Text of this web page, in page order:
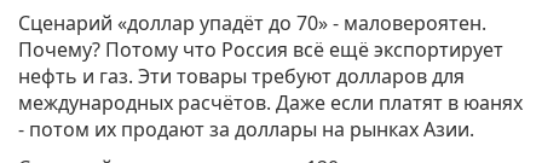
Сценарий «доллар упадёт до 70» - маловероятен.
Почему? Потому что Россия всё ещё экспортирует
нефть и газ. Эти товары требуют долларов для
международных расчётов. Даже если платят в юанях
- потом их продают за доллары на рынках Азии.